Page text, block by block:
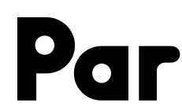
跳到主要內容區塊
網站導覽